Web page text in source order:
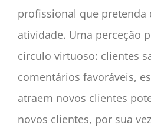
profissional que pretenda
atividade. Uma perceção
círculo virtuoso: clientes
comentários favoráveis,
atraem novos clientes
novos clientes, por sua